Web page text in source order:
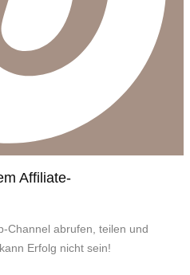
Affiliate-
Channel abrufen, teilen und
Erfolg nicht sein!